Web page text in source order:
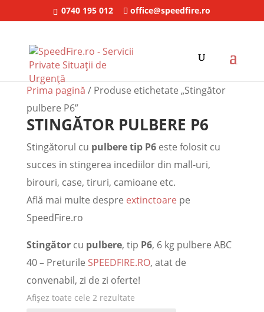
0740 195 012 office@speedfire.ro
Prima pagină / Produse etichetate „Stingător
pulbere P6”
STINGĂTOR PULBERE P6
Stingătorul cu pulbere tip P6este folosit cu
succes in stingerea incediilor din mall-uri,
birouri, case, tiruri, camioane etc.
Află mai multe despre extinctoare pe
SpeedFire.ro
Stingătorcu pulbere, tip P6, 6 kg pulbere ABC
40 – Preturile SPEEDFIRE.RO, atat de
convenabil, zi de zi oferte!
Afișez toate cele 2 rezultate